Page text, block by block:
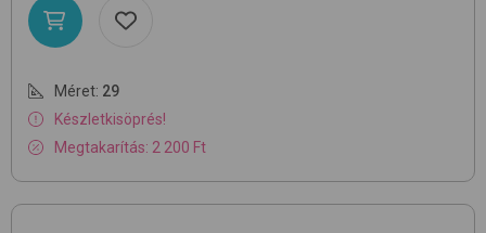
Méret: 29
Készletkisöprés!
Megtakarítás: 2 200 Ft